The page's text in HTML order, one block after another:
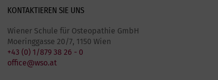
KONTAKTIEREN SIE UNS
Wiener Schule für Osteopathie GmbH
Moeringgasse 20/7, 1150 Wien
+43 (0) 1/879 38 26 - 0
office@wso.at